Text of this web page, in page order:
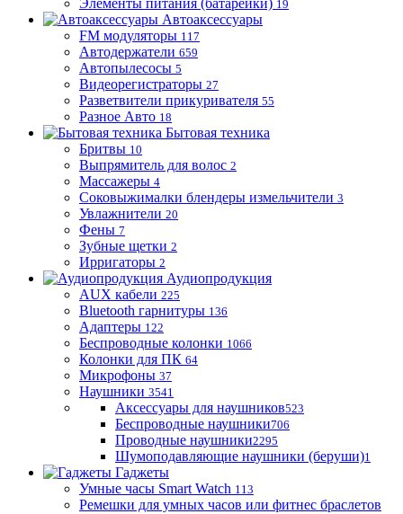
Элементы питания (батарейки) 19
Автоаксессуары
FM модуляторы 117
Автодержатели 659
Автопылесосы 5
Видеорегистраторы 27
Разветвители прикуривателя 55
Разное Авто 18
Бытовая техника
Бритвы 10
Выпрямитель для волос 2
Массажеры 4
Соковыжималки блендеры измельчители 3
Увлажнители 20
Фены 7
Зубные щетки 2
Ирригаторы 2
Аудиопродукция
AUX кабели 225
Bluetooth гарнитуры 136
Адаптеры 122
Беспроводные колонки 1066
Колонки для ПК 64
Микрофоны 37
Наушники 3541
Аксессуары для наушников523
Беспроводные наушники706
Проводные наушники2295
Шумоподавляющие наушники (беруши)1
Гаджеты
Умные часы Smart Watch 113
Ремешки для умных часов или фитнес браслетов